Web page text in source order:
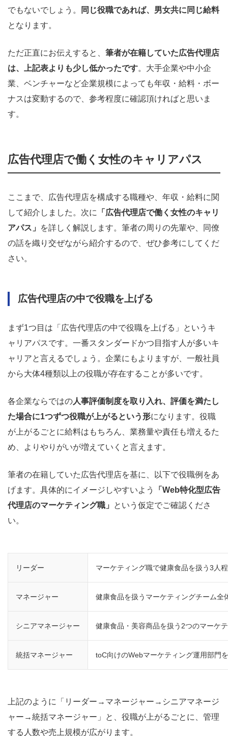
でもないでしょう。
同じ役職であれば、男女共に同じ給料
となります。
ただ正直にお伝えすると、 筆者が在籍していた広告代理店
は、上記表よりも少し低かったです。大手企業や中小企
業、ベンチャーなど企業規模によっても年収・給料・ボー
ナスは変動するので、参考程度に確認頂ければと思いま
す。
広告代理店で働く女性のキャリアパス
ここまで、広告代理店を構成する職種や、年収・給料に関
して紹介しました。次に
「広告代理店で働く女性のキャリ
アパス」
を詳しく解説します。筆者の周りの先輩や、同僚
の話を織り交ぜながら紹介するので、ぜひ参考にしてくだ
さい。
広告代理店の中で役職を上げる
まず1つ目は「広告代理店の中で役職を上げる」というキ
ャリアパスです。一番スタンダードかつ目指す人が多いキ
ャリアと言えるでしょう。企業にもよりますが、一般社員
から大体4種類以上の役職が存在することが多いです。
各企業ならではの人事評価制度を取り入れ、評価を満たし
た場合に1つずつ役職が上がるという形になります。役職
が上がるごとに給料はもちろん、業務量や責任も増えるた
め、よりやりがいが増えていくと言えます。
筆者の在籍していた広告代理店を基に、以下で役職例をあ
げます。具体的にイメージしやすいよう
「Web特化型広告
代理店のマーケティング職」
という仮定でご確認くださ
い。
リーダー マーケティング職で健康食品を扱う3人
マネージャー 健康食品を扱うマーケティングチーム全
シニアマネージャー 健康食品・美容商品を扱う2つのマーケ
統括マネージャー toC向けのWebマーケティング運用部門
上記のように「リーダー→マネージャー→シニアマネージ
ャー→統括マネージャー」と、役職が上がるごとに、管理
する人数や売上規模が広がります。